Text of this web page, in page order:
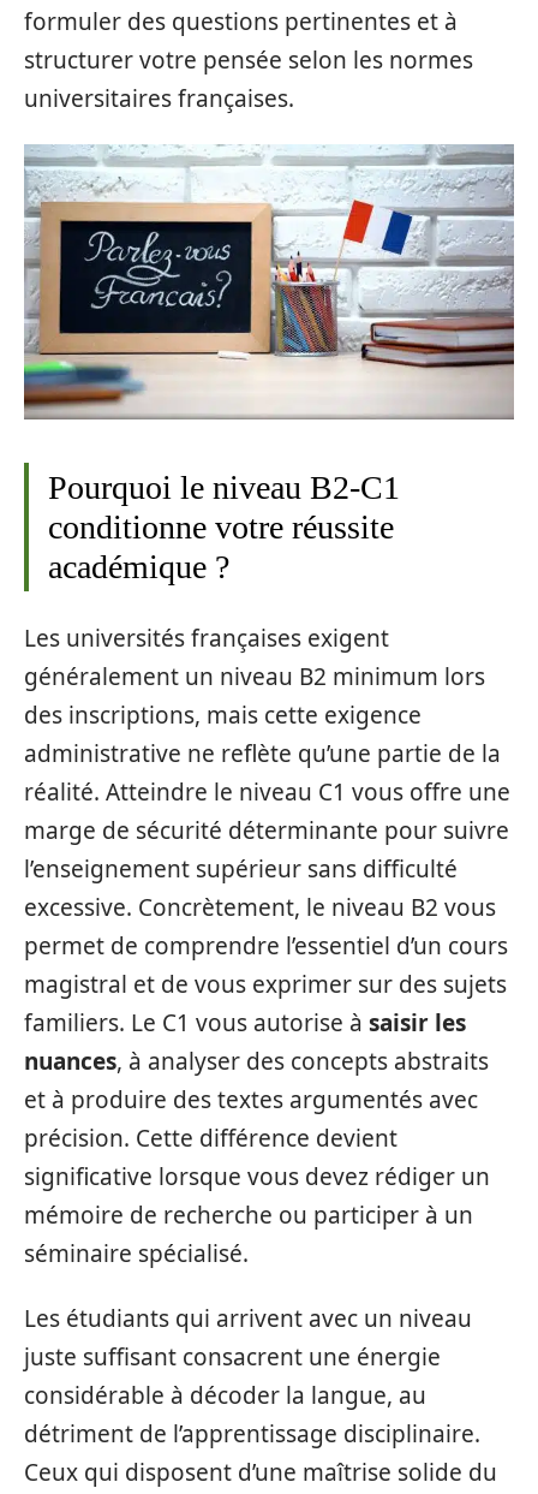
formuler des questions pertinentes et à
structurer votre pensée selon les normes
universitaires françaises.
Pourquoi le niveau B2-C1
conditionne votre réussite
académique ?
Les universités françaises exigent
généralement un niveau B2 minimum lors
des inscriptions, mais cette exigence
administrative ne reflète qu’une partie de la
réalité. Atteindre le niveau C1 vous offre une
marge de sécurité déterminante pour suivre
l’enseignement supérieur sans difficulté
excessive. Concrètement, le niveau B2 vous
permet de comprendre l’essentiel d’un cours
magistral et de vous exprimer sur des sujets
familiers. Le C1 vous autorise à saisir les
nuances, à analyser des concepts abstraits
et à produire des textes argumentés avec
précision. Cette différence devient
significative lorsque vous devez rédiger un
mémoire de recherche ou participer à un
séminaire spécialisé.
Les étudiants qui arrivent avec un niveau
juste suffisant consacrent une énergie
considérable à décoder la langue, au
détriment de l’apprentissage disciplinaire.
Ceux qui disposent d’une maîtrise solide du